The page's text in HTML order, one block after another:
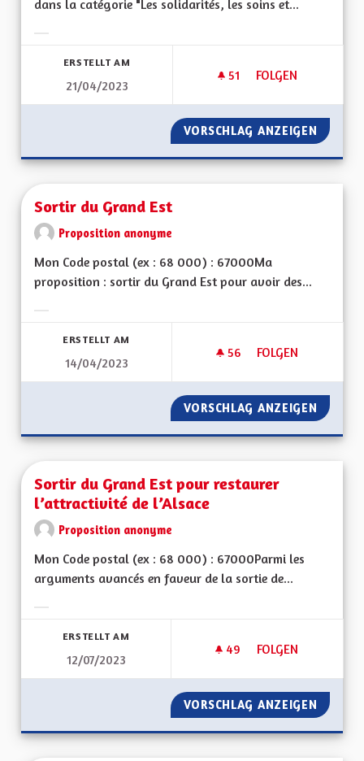
dans la catégorie "Les solidarités, les soins et...
ERSTELLT AM
21/04/2023
51 51 FOLLOWER
FOLGEN
SORTIR DU GRAND
VORSCHLAG ANZEIGEN
Sortir du Grand Est
Proposition anonyme
Mon Code postal (ex : 68 000) : 67000Ma
proposition : sortir du Grand Est pour avoir des...
ERSTELLT AM
14/04/2023
56 56 FOLLOWER
FOLGEN
SORTIR DU GRAND
VORSCHLAG ANZEIGEN
Sortir du Grand Est pour restaurer
l’attractivité de l’Alsace
Proposition anonyme
Mon Code postal (ex : 68 000) : 67000Parmi les
arguments avancés en faveur de la sortie de...
ERSTELLT AM
12/07/2023
49 49 FOLLOWER
FOLGEN
SORTIR DU GRAND
VORSCHLAG ANZEIGEN